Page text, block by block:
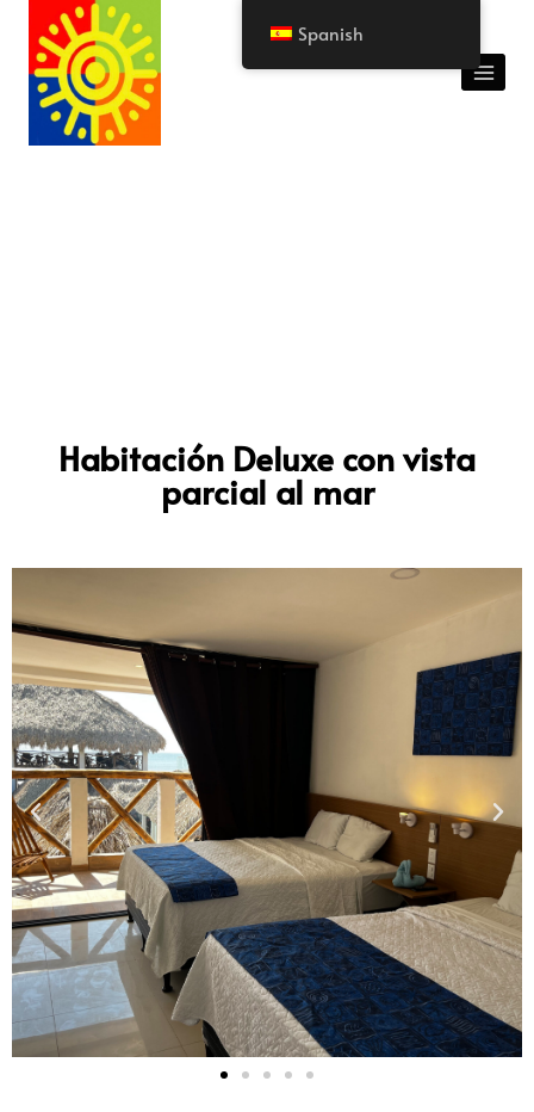
Habitación Deluxe con vista
parcial al mar
Spanish